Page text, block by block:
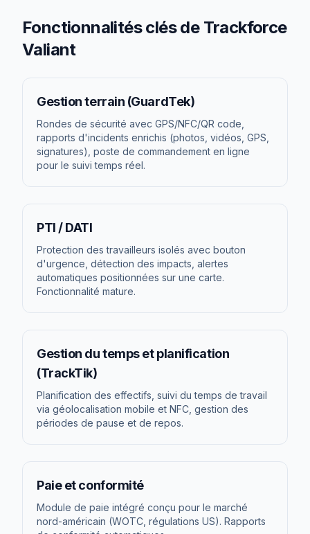
Fonctionnalités clés de Trackforce
Valiant
Gestion terrain (GuardTek)
Rondes de sécurité avec GPS/NFC/QR code,
rapports d'incidents enrichis (photos, vidéos, GPS,
signatures), poste de commandement en ligne
pour le suivi temps réel.
PTI / DATI
Protection des travailleurs isolés avec bouton
d'urgence, détection des impacts, alertes
automatiques positionnées sur une carte.
Fonctionnalité mature.
Gestion du temps et planification
(TrackTik)
Planification des effectifs, suivi du temps de travail
via géolocalisation mobile et NFC, gestion des
périodes de pause et de repos.
Paie et conformité
Module de paie intégré conçu pour le marché
nord-américain (WOTC, régulations US). Rapports